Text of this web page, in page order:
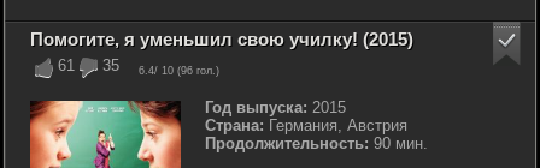
61 35 6.4/ 10 (96 гол.)
Помогите, я уменьшил свою училку! (2015)
Год выпуска: 2015
Страна: Германия, Австрия
Продолжительность: 90 мин.